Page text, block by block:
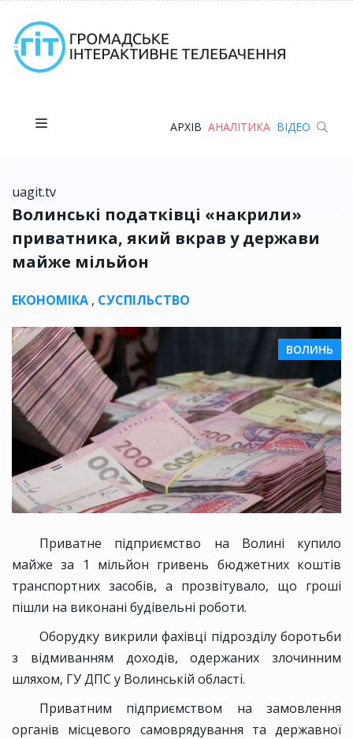
АРХІВ АНАЛІТИКА ВІДЕО
uagit.tv
Волинські податківці «накрили»
приватника, який вкрав у держави
майже мільйон
ЕКОНОМІКА , СУСПІЛЬСТВО
ВОЛИНЬ
Приватне підприємство на Волині купило
майже за 1 мільйон гривень бюджетних коштів
транспортних засобів, а прозвітувало, що гроші
пішли на виконані будівельні роботи.
Оборудку викрили фахівці підрозділу боротьби
з відмиванням доходів, одержаних злочинним
шляхом, ГУ ДПС у Волинській області.
Приватним підприємством на замовлення
органів місцевого самоврядування та державної